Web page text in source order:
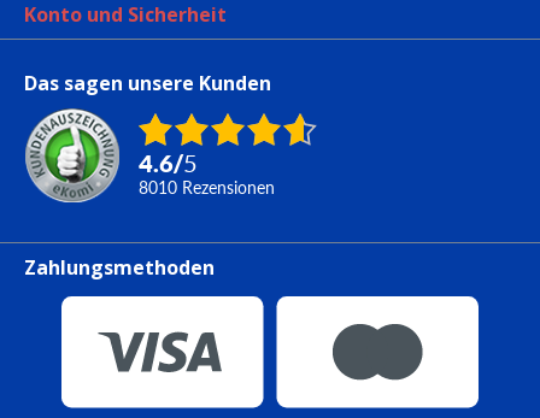
Konto und Sicherheit
Das sagen unsere Kunden
4.6/5
8010 Rezensionen
Zahlungsmethoden